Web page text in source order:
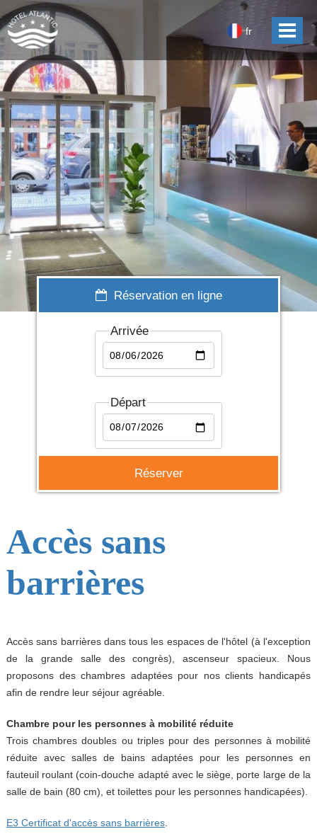
fr
Réservation en ligne
Arrivée
Départ
Accès sans
barrières
Accès sans barrières dans tous les espaces de l'hôtel (à l'exception
de la grande salle des congrès), ascenseur spacieux. Nous
proposons des chambres adaptées pour nos clients handicapés
afin de rendre leur séjour agréable.
Chambre pour les personnes à mobilité réduite
Trois chambres doubles ou triples pour des personnes à mobilité
réduite avec salles de bains adaptées pour les personnes en
fauteuil roulant (coin-douche adapté avec le siège, porte large de la
salle de bain (80 cm), et toilettes pour les personnes handicapées).
E3 Certificat d'accès sans barrières.